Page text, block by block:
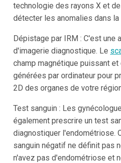
technologie des rayons X et
détecter les anomalies dans la
Dépistage par IRM : C'est une
d'imagerie diagnostique. Le
champ magnétique puissant
générées par ordinateur pour
2D des organes de votre
Test sanguin : Les
également prescrire un test
diagnostiquer l'endométriose.
sanguin négatif ne définit pas
n'avez pas d'endométriose et